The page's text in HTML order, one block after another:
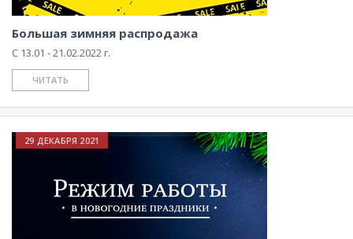
Большая зимняя распродажа
С 13.01 - 21.02.2022 г.
ЧИТАТЬ
29 ДЕКАБРЯ 2021